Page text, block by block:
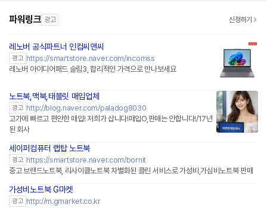
파워링크 광고 신청하기
레노버 공식파트너 인컴씨앤씨
광고 https://smartstore.naver.com/incomss
레노버 아이디어패드 슬림3, 합리적인 가격으로 만나보세요
노트북,맥북,태블릿 매입업체
광고 http://blog.naver.com/paladog8030
고가에 빠르고 편안한 매입! 저희가 삽니다!매입O,판매는 안합니다!/17년
된 회사
세이퍼컴퓨터 랩탑 노트북
광고 https://smartstore.naver.com/bornit
중고 브랜드노트북, 리사이클노트북 차별화된 클린 서비스로 가성비,가심비노트북 판매
가성비노트북 G마켓
광고 http://m.gmarket.co.kr